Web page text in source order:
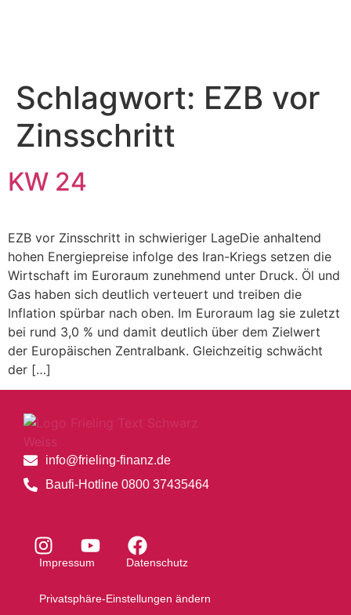
Schlagwort: EZB vor
Zinsschritt
KW 24
EZB vor Zinsschritt in schwieriger LageDie anhaltend
hohen Energiepreise infolge des Iran-Kriegs setzen die
Wirtschaft im Euroraum zunehmend unter Druck. Öl und
Gas haben sich deutlich verteuert und treiben die
Inflation spürbar nach oben. Im Euroraum lag sie zuletzt
bei rund 3,0 % und damit deutlich über dem Zielwert
der Europäischen Zentralbank. Gleichzeitig schwächt
der […]
info@frieling-finanz.de
Baufi-Hotline 0800 37435464
Impressum Datenschutz
Privatsphäre-Einstellungen ändern